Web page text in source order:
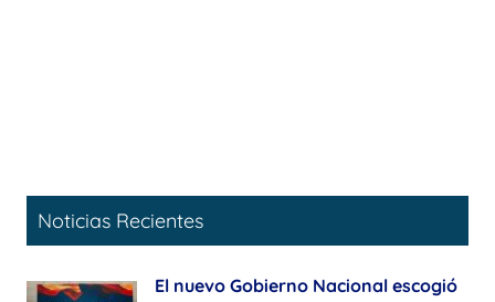
Noticias Recientes
El nuevo Gobierno Nacional escogió